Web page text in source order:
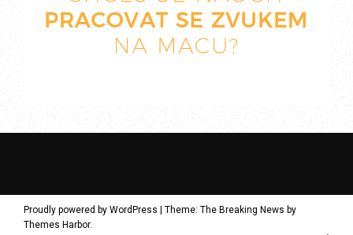
Proudly powered by WordPress
Theme: The Breaking News by
Themes Harbor.